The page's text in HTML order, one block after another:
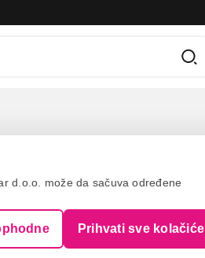
d.o.o. može da sačuva određene
Prihvati sve kolačiće